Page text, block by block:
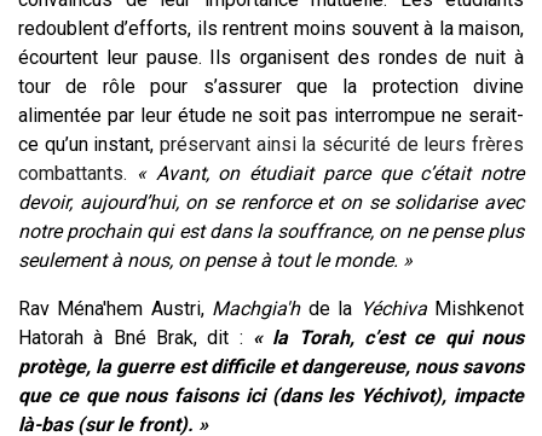
redoublent d’efforts, ils rentrent moins souvent à la maison,
écourtent leur pause. Ils organisent des rondes de nuit à
tour de rôle pour s’assurer que la protection divine
alimentée par leur étude ne soit pas interrompue ne serait-
ce qu’un instant, préservant ainsi la sécurité de leurs frères
combattants. « Avant, on étudiait parce que c’était notre
devoir, aujourd’hui, on se renforce et on se solidarise avec
notre prochain qui est dans la souffrance, on ne pense plus
seulement à nous, on pense à tout le monde. »
Rav Ména'hem Austri, Machgia'hde la YéchivaMishkenot
Hatorah à Bné Brak, dit : « la Torah, c’est ce qui nous
protège, la guerre est difficile et dangereuse, nous savons
que ce que nous faisons ici (dans les Yéchivot), impacte
là-bas (sur le front). »